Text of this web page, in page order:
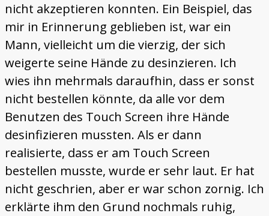
nicht akzeptieren konnten. Ein Beispiel, das
mir in Erinnerung geblieben ist, war ein
Mann, vielleicht um die vierzig, der sich
weigerte seine Hände zu desinzieren. Ich
wies ihn mehrmals daraufhin, dass er sonst
nicht bestellen könnte, da alle vor dem
Benutzen des Touch Screen ihre Hände
desinfizieren mussten. Als er dann
realisierte, dass er am Touch Screen
bestellen musste, wurde er sehr laut. Er hat
nicht geschrien, aber er war schon zornig. Ich
erklärte ihm den Grund nochmals ruhig,